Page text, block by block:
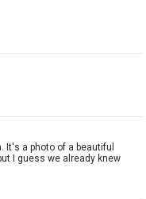
It's a photo of a beautiful
I guess we already knew